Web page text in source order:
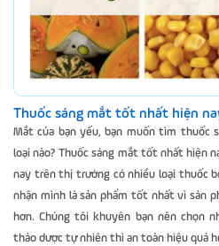
Thuốc sáng mắt tốt nhất hiện
Mắt của bạn yếu, bạn muốn tìm thuốc
loại nào? Thuốc sáng mắt tốt nhất hiện
nay trên thị trường có nhiều loại thuốc
nhận mình là sản phẩm tốt nhất vì sản
hơn. Chúng tôi khuyên bạn nên chọn
thảo dược tự nhiên thì an toàn hiệu quả